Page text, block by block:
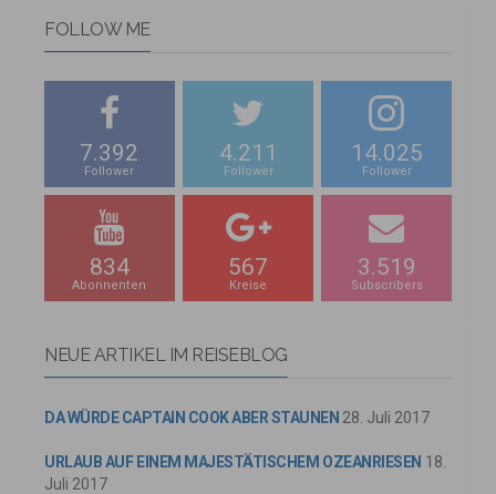
FOLLOW ME
7.392
Follower
4.211
Follower
14.025
Follower
834
Abonnenten
567
Kreise
3.519
Subscribers
NEUE ARTIKEL IM REISEBLOG
DA WÜRDE CAPTAIN COOK ABER STAUNEN 28. Juli 2017
URLAUB AUF EINEM MAJESTÄTISCHEM OZEANRIESEN 18.
Juli 2017